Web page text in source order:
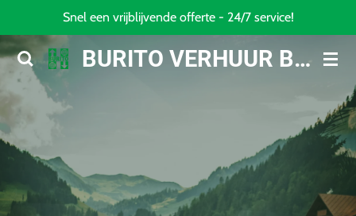
naar
de
hoofdinhoud
BURITO VERHUUR B.V.
Snel een vrijblijvende offerte - 24/7 service!